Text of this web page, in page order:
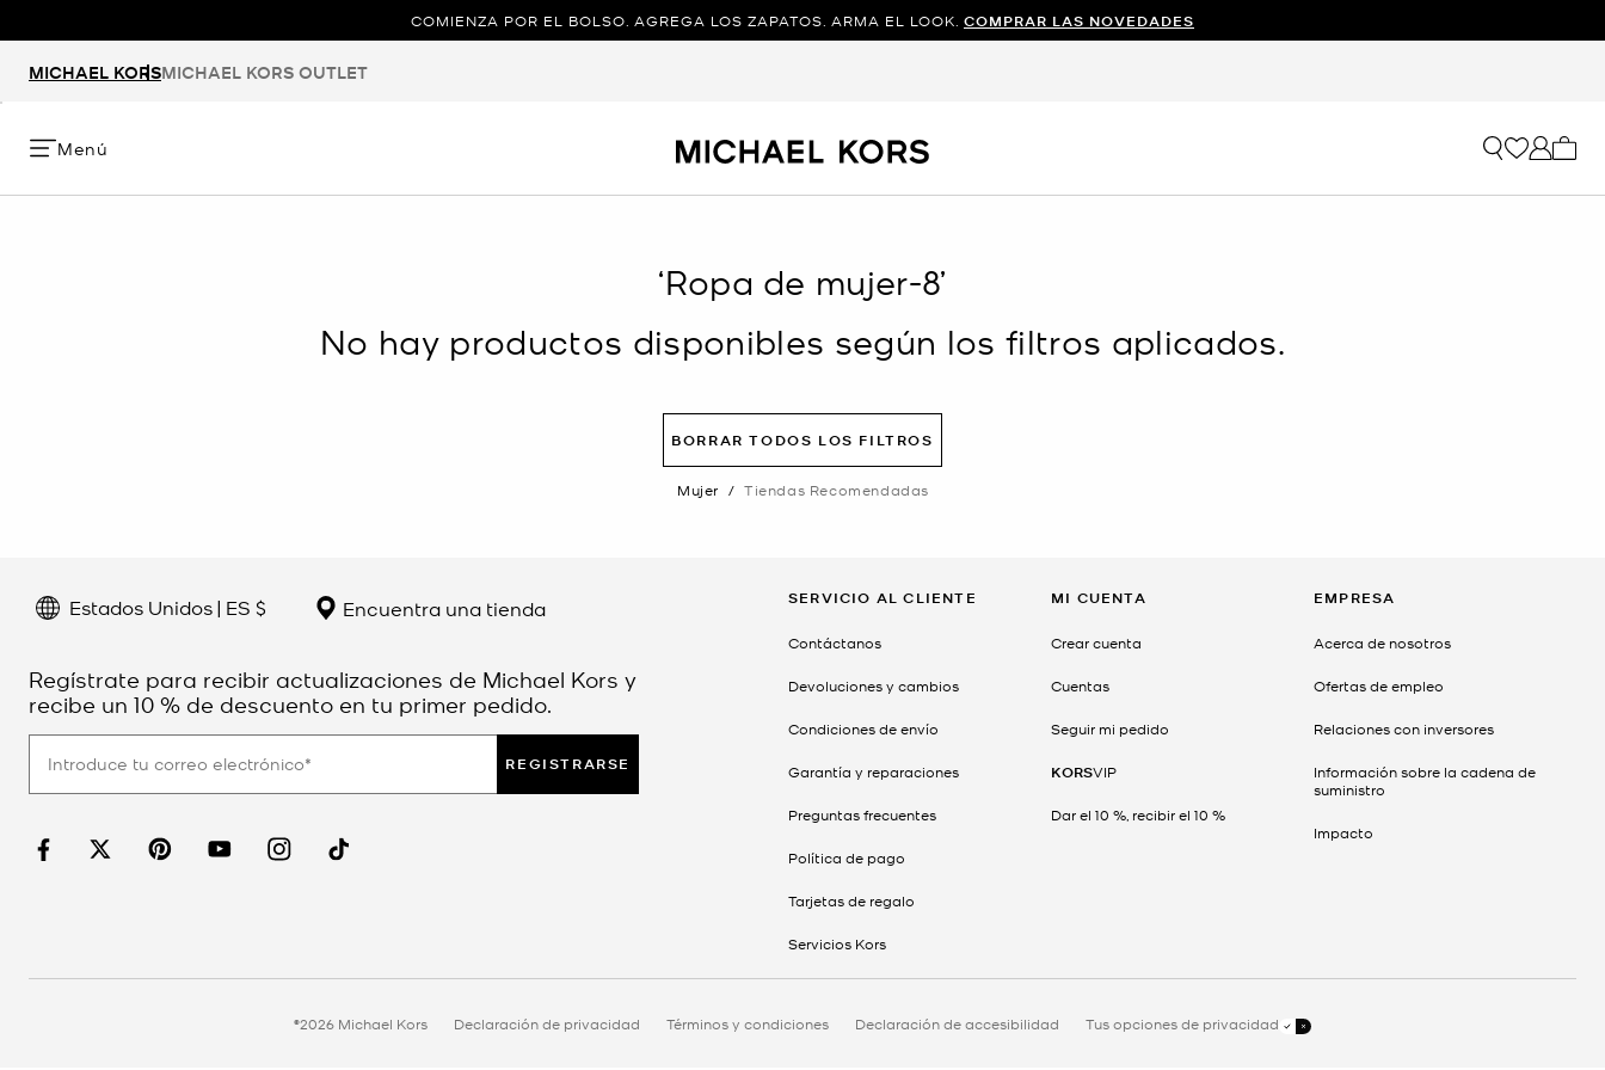
COMIENZA POR EL BOLSO. AGREGA LOS ZAPATOS. ARMA EL LOOK. COMPRAR LAS NOVEDADES
MICHAEL KORSMICHAEL KORS OUTLET
Menú
‘Ropa de mujer-8’
No hay productos disponibles según los filtros aplicados.
BORRAR TODOS LOS FILTROS
Mujer / Tiendas Recomendadas
Estados Unidos | ES $ Encuentra una tienda
Regístrate para recibir actualizaciones de Michael Kors y
recibe un 10 % de descuento en tu primer pedido.
REGISTRARSE
SERVICIO AL CLIENTE
Contáctanos
Devoluciones y cambios
Condiciones de envío
Garantía y reparaciones
Preguntas frecuentes
Política de pago
Tarjetas de regalo
Servicios Kors
MI CUENTA
Crear cuenta
Cuentas
Seguir mi pedido
KORSVIP
Dar el 10 %, recibir el 10 %
EMPRESA
Acerca de nosotros
Ofertas de empleo
Relaciones con inversores
Información sobre la cadena de
suministro
Impacto
©2026 Michael Kors Declaración de privacidad Términos y condiciones Declaración de accesibilidad Tus opciones de privacidad